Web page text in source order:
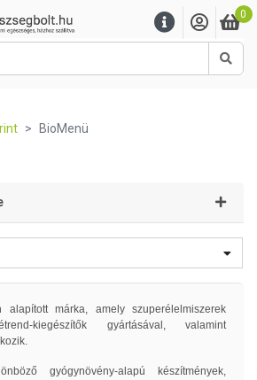
0
BioMenü
alapított márka, amely szuperélelmiszerek
kiegészítők gyártásával, valamint
gyógynövény-alapú készítmények,